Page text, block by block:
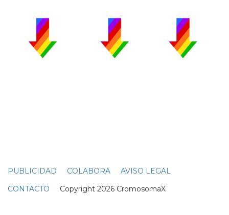
PUBLICIDAD COLABORA
AVISO LEGAL
CONTACTO Copyright 2026 CromosomaX